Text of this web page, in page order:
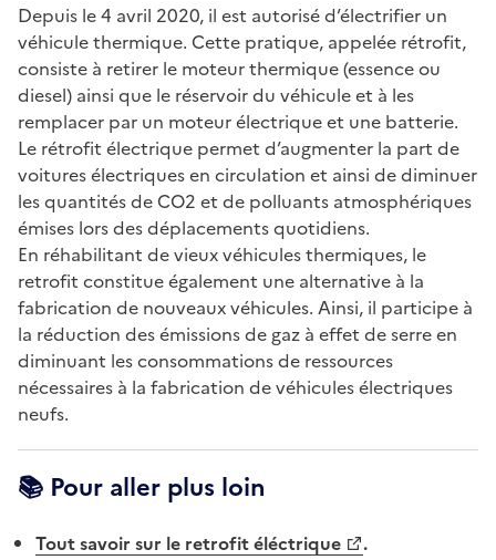
Depuis le 4 avril 2020, il est autorisé d’électrifier un
véhicule thermique. Cette pratique, appelée rétrofit,
consiste à retirer le moteur thermique (essence ou
diesel) ainsi que le réservoir du véhicule et à les
remplacer par un moteur électrique et une batterie.
Le rétrofit électrique permet d’augmenter la part de
voitures électriques en circulation et ainsi de diminuer
les quantités de CO2 et de polluants atmosphériques
émises lors des déplacements quotidiens.
En réhabilitant de vieux véhicules thermiques, le
retrofit constitue également une alternative à la
fabrication de nouveaux véhicules. Ainsi, il participe à
la réduction des émissions de gaz à effet de serre en
diminuant les consommations de ressources
nécessaires à la fabrication de véhicules électriques
neufs.
📚 Pour aller plus loin
Tout savoir sur le retrofit éléctrique .